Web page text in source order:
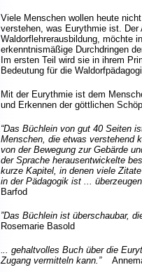
Viele Menschen wollen heute
verstehen, was Eurythmie ist.
Waldorflehrerausbildung, möchte
erkenntnismäßige Durchdringen
Im ersten Teil wird sie in ihrem
Bedeutung für die
Mit der Eurythmie ist dem
und Erkennen der göttlichen
“Das Büchlein von gut 40 Seiten
Menschen, die etwas verstehend
von der Bewegung zur Gebärde
der Sprache herausentwickelte
kurze Kapitel, in denen viele
in der Pädagogik ist ...
Barfod
”Das Büchlein ist überschaubar,
Rosemarie Basold
... gehaltvolles Buch über die
Zugang vermitteln kann.”